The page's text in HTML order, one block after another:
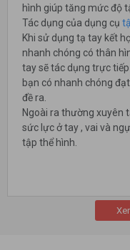
hình giúp tăng mức độ
Tác dụng của dụng cụ
Khi sử dụng tạ tay kết
nhanh chóng có thân
tay sẽ tác dụng trực
bạn có nhanh chóng
đề ra.
Ngoài ra thường xuyên
sức lực ở tay , vai và
tập thể hình.